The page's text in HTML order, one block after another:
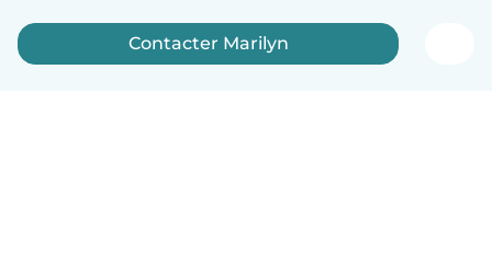
Contacter Marilyn